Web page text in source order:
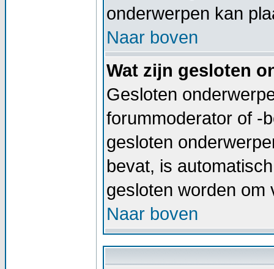
onderwerpen kan
Naar boven
Wat zijn gesloten
Gesloten
forummoderator of -
gesloten
bevat, is
gesloten worden om
Naar boven